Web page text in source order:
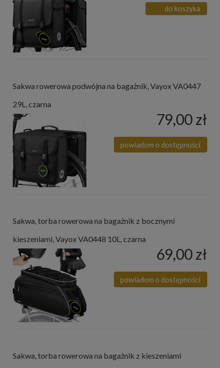
do koszyka
Sakwa rowerowa podwójna na bagażnik, Vayox VA0447
29L, czarna
79,00 zł
powiadom o dostępności
Sakwa, torba rowerowa na bagażnik z bocznymi
kieszeniami, Vayox VA0448 10L, czarna
69,00 zł
powiadom o dostępności
Sakwa, torba rowerowa na bagażnik z kieszeniami